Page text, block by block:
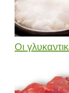
Οι